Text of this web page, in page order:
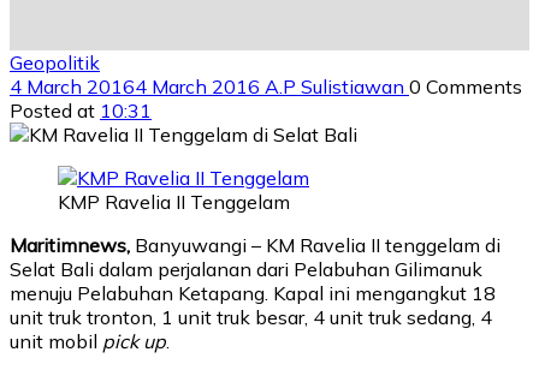
Geopolitik
4 March 20164 March 2016 A.P Sulistiawan 0 Comments
Posted at 10:31
KMP Ravelia II Tenggelam
Maritimnews, Banyuwangi – KM Ravelia II tenggelam di
Selat Bali dalam perjalanan dari Pelabuhan Gilimanuk
menuju Pelabuhan Ketapang. Kapal ini mengangkut 18
unit truk tronton, 1 unit truk besar, 4 unit truk sedang, 4
unit mobil pick up